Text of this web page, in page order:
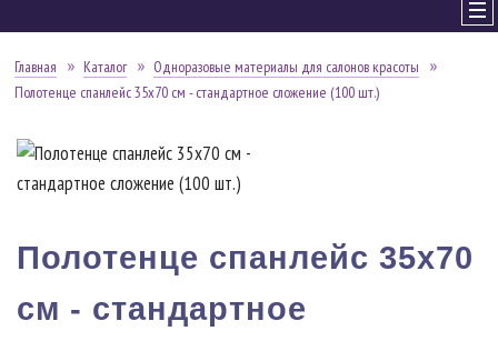
Главная Каталог
Одноразовые материалы для салонов красоты
Полотенце спанлейс 35х70 см - стандартное сложение (100 шт.)
Полотенце спанлейс 35х70
см - стандартное